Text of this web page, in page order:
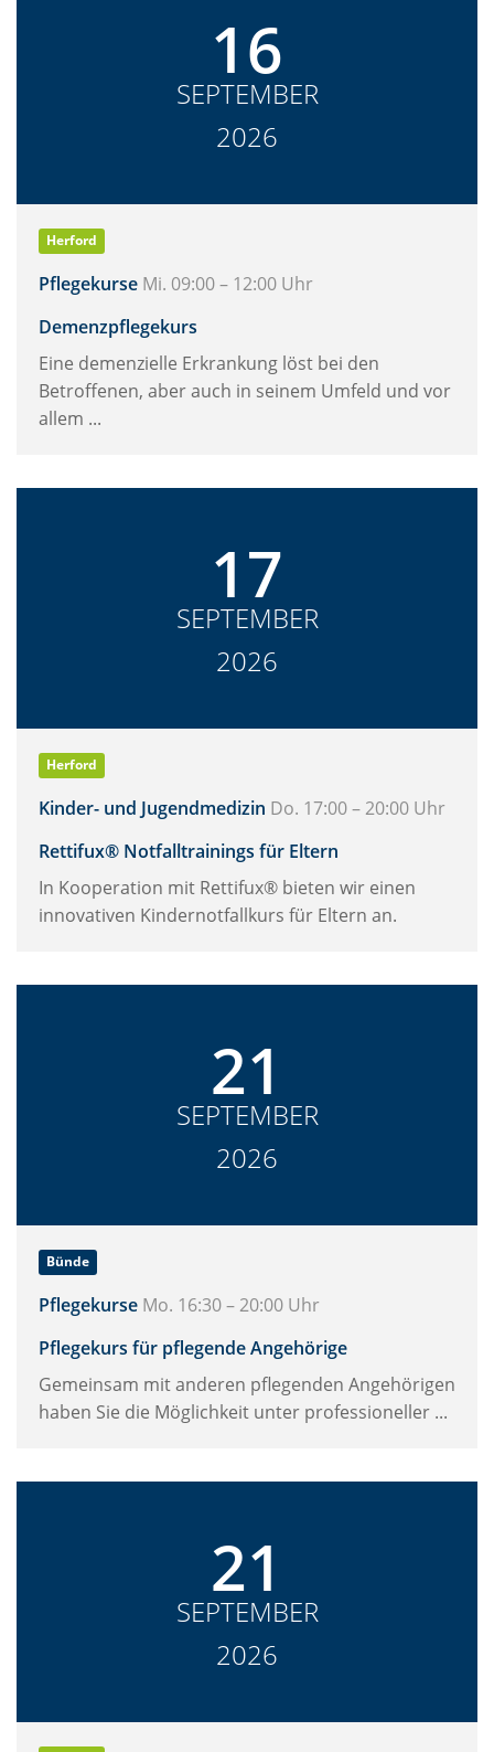
16
SEPTEMBER
2026
Herford
Pflegekurse Mi. 09:00 – 12:00 Uhr
Demenzpflegekurs
Eine demenzielle Erkrankung löst bei den
Betroffenen, aber auch in seinem Umfeld und vor
allem ...
17
SEPTEMBER
2026
Herford
Kinder- und Jugendmedizin Do. 17:00 – 20:00 Uhr
Rettifux® Notfalltrainings für Eltern
In Kooperation mit Rettifux® bieten wir einen
innovativen Kindernotfallkurs für Eltern an.
21
SEPTEMBER
2026
Bünde
Pflegekurse Mo. 16:30 – 20:00 Uhr
Pflegekurs für pflegende Angehörige
Gemeinsam mit anderen pflegenden Angehörigen
haben Sie die Möglichkeit unter professioneller ...
21
SEPTEMBER
2026